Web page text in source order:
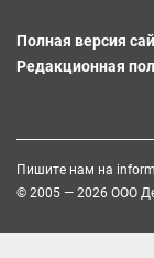
Полная версия
Редакционная
Пишите нам на
© 2005 — 2026 ООО